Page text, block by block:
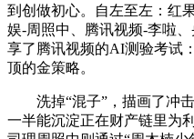
到创做初心。自左至左：红
娱-周照中、腾讯视频-李啦
享了腾讯视频的AI测验考试
顶的金策略。
洗掉“混子”，描画了冲击
一半能沉淀正在财产链里为